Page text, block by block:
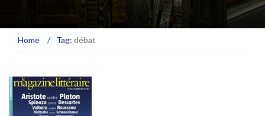
Home / Tag: débat